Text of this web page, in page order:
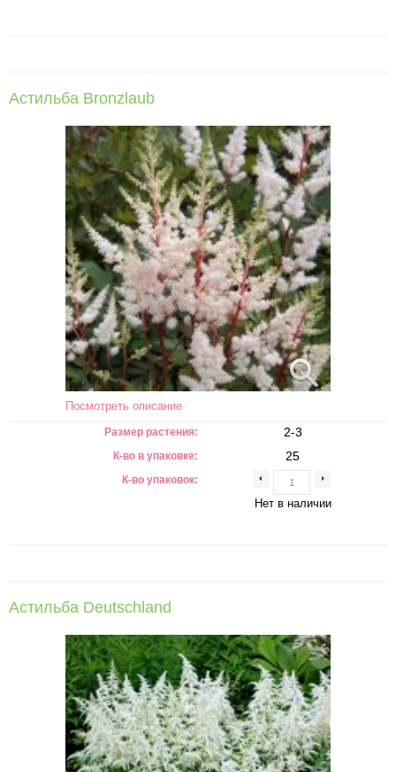
Астильба Bronzlaub
Посмотреть описание
Размер растения:
К-во в упаковке:
К-во упаковок:
2-3
25
Нет в наличии
Астильба Deutschland